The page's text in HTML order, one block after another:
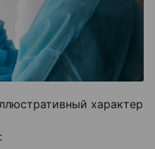
характер